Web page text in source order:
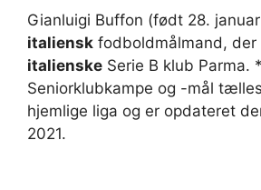
Gianluigi Buffon (født 28.
italiensk fodboldmålmand, der
italienske Serie B klub Parma. *
Seniorklubkampe og -mål
hjemlige liga og er opdateret
2021.